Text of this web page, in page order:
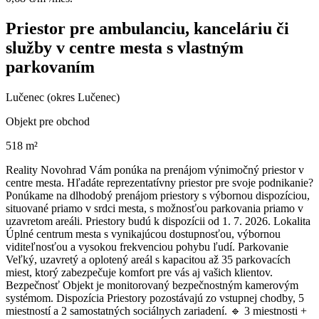
Priestor pre ambulanciu, kanceláriu či
služby v centre mesta s vlastným
parkovaním
Lučenec (okres Lučenec)
Objekt pre obchod
518 m²
Reality Novohrad Vám ponúka na prenájom výnimočný priestor v
centre mesta. Hľadáte reprezentatívny priestor pre svoje podnikanie?
Ponúkame na dlhodobý prenájom priestory s výbornou dispozíciou,
situované priamo v srdci mesta, s možnosťou parkovania priamo v
uzavretom areáli. Priestory budú k dispozícii od 1. 7. 2026. Lokalita
Úplné centrum mesta s vynikajúcou dostupnosťou, výbornou
viditeľnosťou a vysokou frekvenciou pohybu ľudí. Parkovanie
Veľký, uzavretý a oplotený areál s kapacitou až 35 parkovacích
miest, ktorý zabezpečuje komfort pre vás aj vašich klientov.
Bezpečnosť Objekt je monitorovaný bezpečnostným kamerovým
systémom. Dispozícia Priestory pozostávajú zo vstupnej chodby, 5
miestností a 2 samostatných sociálnych zariadení. 🔹 3 miestnosti +